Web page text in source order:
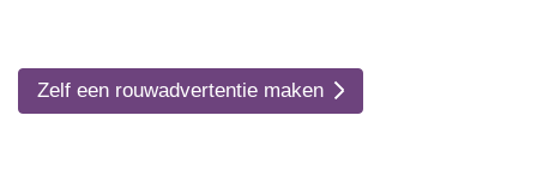
Zelf een rouwadvertentie maken